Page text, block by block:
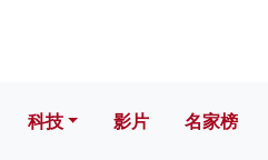
科技 影片 名家榜